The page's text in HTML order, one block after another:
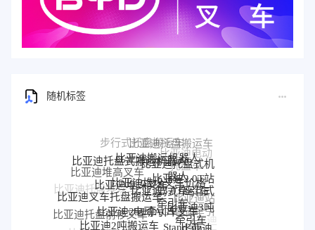
随机标签
比亚迪托盘堆垛车
比亚迪堆高叉车
比亚迪托盘式搬运机器人
比亚迪搬运机器人
比亚迪托盘式机
器人
比亚迪2.0T站
驾式牵引车
比亚迪站
驾式牵引
车
比亚迪
比亚迪托盘前移叉车
比亚迪叉车托盘搬运车
比亚迪堆垛叉车
比亚迪堆垛叉车价格
比亚迪3.0T座驾式
牵引车
比亚迪3吨
牵引车
比亚迪
比亚迪2吨搬运车
比亚迪25T牵引车
电动AGV叉车
Stand-on
forklift
比亚迪Q45TS